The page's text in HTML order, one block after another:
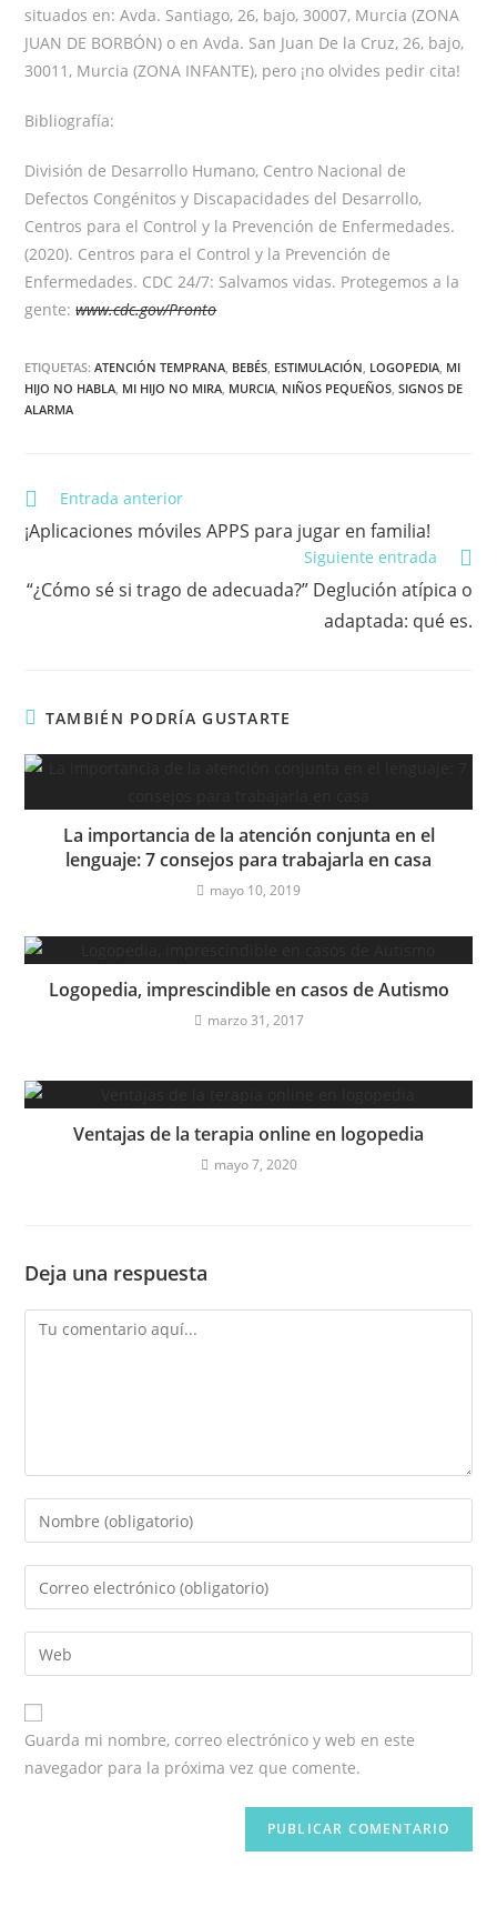
situados en: Avda. Santiago, 26, bajo, 30007, Murcia (ZONA
JUAN DE BORBÓN) o en Avda. San Juan De la Cruz, 26, bajo,
30011, Murcia (ZONA INFANTE), pero ¡no olvides pedir cita!
Bibliografía:
División de Desarrollo Humano, Centro Nacional de
Defectos Congénitos y Discapacidades del Desarrollo,
Centros para el Control y la Prevención de Enfermedades.
(2020). Centros para el Control y la Prevención de
Enfermedades. CDC 24/7: Salvamos vidas. Protegemos a la
gente:www.cdc.gov/Pronto
ETIQUETAS:ATENCIÓN TEMPRANA, BEBÉS, ESTIMULACIÓN, LOGOPEDIA, MI
HIJO NO HABLA, MI HIJO NO MIRA, MURCIA, NIÑOS PEQUEÑOS, SIGNOS DE
ALARMA
Leer
más
artículos
Entrada anterior
¡Aplicaciones móviles APPS para jugar en familia!
Siguiente entrada
“¿Cómo sé si trago de adecuada?” Deglución atípica o
adaptada: qué es.
TAMBIÉN PODRÍA GUSTARTE
La importancia de la atención conjunta en el
lenguaje: 7 consejos para trabajarla en casa
mayo 10, 2019
Logopedia, imprescindible en casos de Autismo
marzo 31, 2017
Ventajas de la terapia online en logopedia
mayo 7, 2020
Deja una respuesta
Comentario
Introduce
tu
nombre
de
usuario
para
comentar
Introduce
tu
dirección
de
electrónico
para
comentar
Introduce
la
URL
de
Guarda mi nombre, correo electrónico y web en este
navegador para la próxima vez que comente.